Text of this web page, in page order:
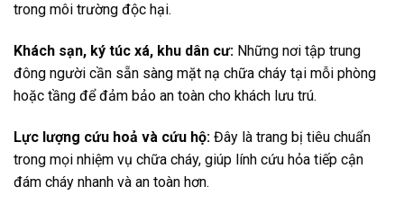
trong môi trường độc hại.
Khách sạn, ký túc xá, khu dân cư: Những nơi tập trung
đông người cần sẵn sàng mặt nạ chữa cháy tại mỗi phòng
hoặc tầng để đảm bảo an toàn cho khách lưu trú.
Lực lượng cứu hoả và cứu hộ: Đây là trang bị tiêu chuẩn
trong mọi nhiệm vụ chữa cháy, giúp lính cứu hỏa tiếp cận
đám cháy nhanh và an toàn hơn.